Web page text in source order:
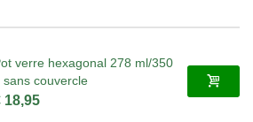
verre hexagonal 278 ml/350
sans couvercle
18,95